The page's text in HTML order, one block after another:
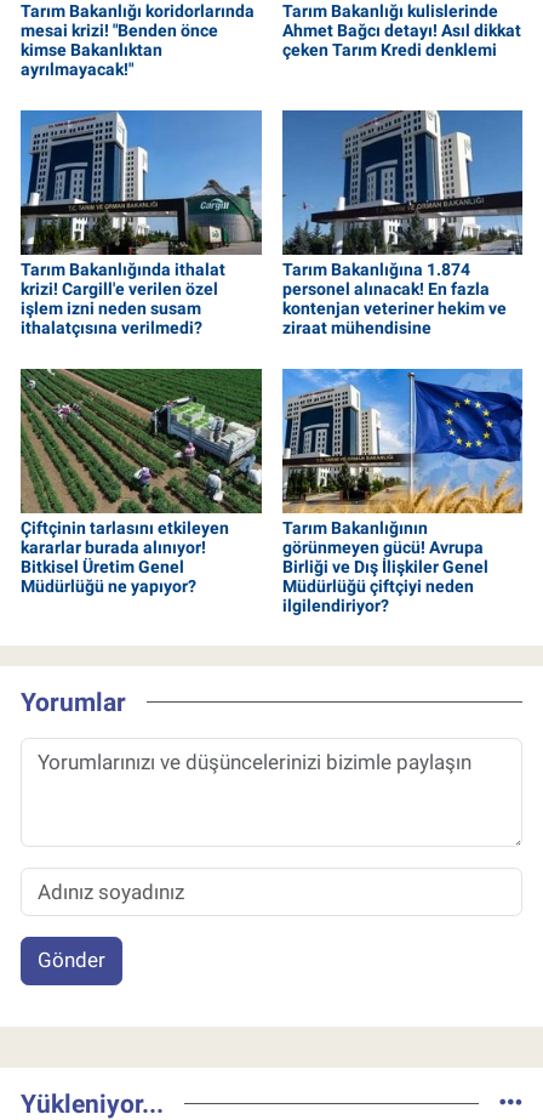
Tarım Bakanlığı koridorlarında
mesai krizi! "Benden önce
kimse Bakanlıktan
ayrılmayacak!"
Tarım Bakanlığı kulislerinde
Ahmet Bağcı detayı! Asıl dikkat
çeken Tarım Kredi denklemi
Tarım Bakanlığında ithalat
krizi! Cargill'e verilen özel
işlem izni neden susam
ithalatçısına verilmedi?
Tarım Bakanlığına 1.874
personel alınacak! En fazla
kontenjan veteriner hekim ve
ziraat mühendisine
Çiftçinin tarlasını etkileyen
kararlar burada alınıyor!
Bitkisel Üretim Genel
Müdürlüğü ne yapıyor?
Tarım Bakanlığının
görünmeyen gücü! Avrupa
Birliği ve Dış İlişkiler Genel
Müdürlüğü çiftçiyi neden
ilgilendiriyor?
Yorumlar
Gönder
Yükleniyor...